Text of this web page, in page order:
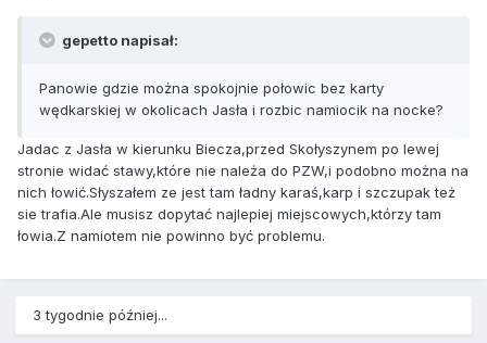
gepetto napisał:
Panowie gdzie można spokojnie połowic bez karty
wędkarskiej w okolicach Jasła i rozbic namiocik na nocke?
Jadac z Jasła w kierunku Biecza,przed Skołyszynem po lewej
stronie widać stawy,które nie należa do PZW,i podobno można na
nich łowić.Słyszałem ze jest tam ładny karaś,karp i szczupak też
sie trafia.Ale musisz dopytać najlepiej miejscowych,którzy tam
łowia.Z namiotem nie powinno być problemu.
3 tygodnie później...